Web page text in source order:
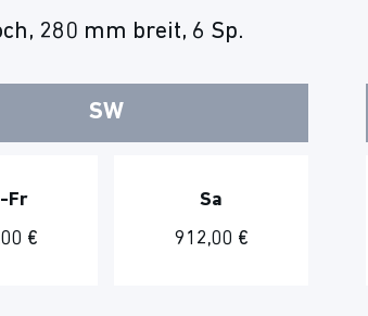
280 mm breit, 6 Sp.
SW
Fr
€
Sa
912,00 €